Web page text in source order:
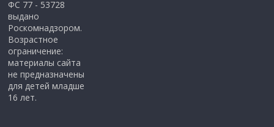
ФС 77 - 53728
выдано
Роскомнадзором.
Возрастное
ограничение:
материалы сайта
не предназначены
для детей младше
16 лет.